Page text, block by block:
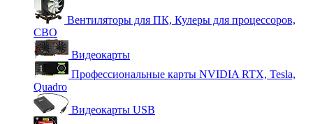
Вентиляторы для ПК, Кулеры для процессоров,
СВО
Видеокарты
Профессиональные карты NVIDIA RTX, Tesla,
Quadro
Видеокарты USB